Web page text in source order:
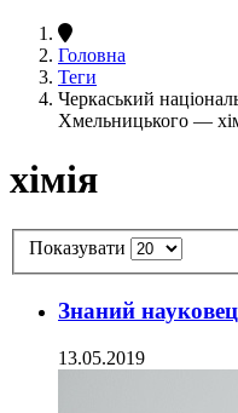
Головна
Теги
Черкаський
Хмельницького —
хімія
Показувати
Знаний
13.05.2019